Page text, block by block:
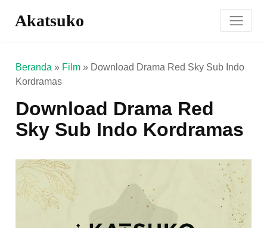
Akatsuko
Beranda » Film » Download Drama Red Sky Sub Indo
Kordramas
Download Drama Red
Sky Sub Indo Kordramas